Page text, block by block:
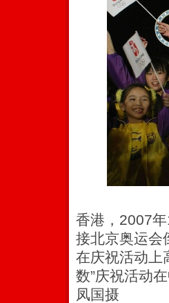
香港，2007
接北京奥运
在庆祝活动上
数”庆祝活动
凤国摄